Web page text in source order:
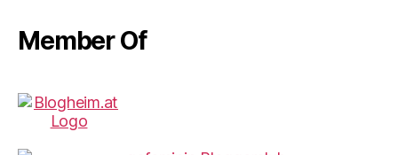
Member Of